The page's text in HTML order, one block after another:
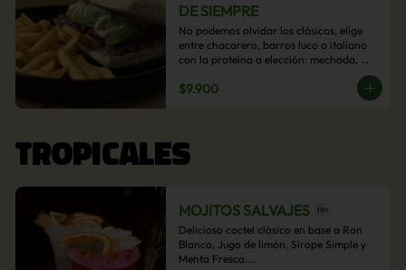
DE SIEMPRE
No podemos olvidar los clásicos, elige
entre chacarero, barros luco o italiano
con la proteína a elección: mechada,
acompañamiento de papas fritas.
$9.900
TROPICALES
MOJITOS SALVAJES
Delicioso coctel clásico en base a Ron
Blanco, Jugo de limón, Sirope Simple y
Menta Fresca.